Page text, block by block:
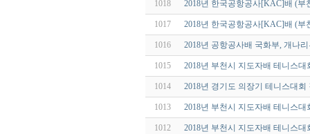
1018 2018년 한국공항공사[KAC]배 (
1017 2018년 한국공항공사[KAC]배 (
1016 2018년 공항공사배 국화부, 개나
1015 2018년 부천시 지도자배 테니스대
1014 2018년 경기도 의장기 테니스대회
1013 2018년 부천시 지도자배 테니스대
1012 2018년 부천시 지도자배 테니스대